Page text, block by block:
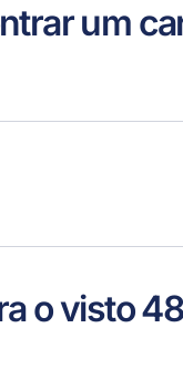
um
o visto